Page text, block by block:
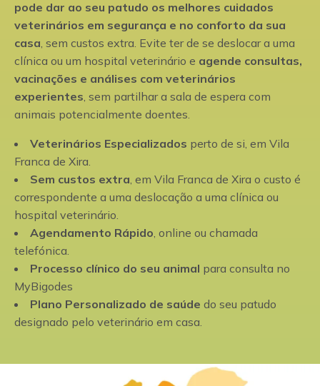
pode dar ao seu patudo os melhores cuidados
veterinários em segurança e no conforto da sua
casa, sem custos extra. Evite ter de se deslocar a uma
clínica ou um hospital veterinário e agende consultas,
vacinações e análises com veterinários
experientes, sem partilhar a sala de espera com
animais potencialmente doentes.
Veterinários Especializados perto de si, em Vila
Franca de Xira.
Sem custos extra, em Vila Franca de Xira o custo é
correspondente a uma deslocação a uma clínica ou
hospital veterinário.
Agendamento Rápido, online ou chamada
telefónica.
Processo clínico do seu animal para consulta no
MyBigodes
Plano Personalizado de saúde do seu patudo
designado pelo veterinário em casa.